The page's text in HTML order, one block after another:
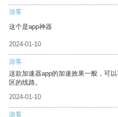
游客
这个是app神器
2024-01-10
游客
这款加速器app的加速效果一般，可
区的线路。
2024-01-10
游客